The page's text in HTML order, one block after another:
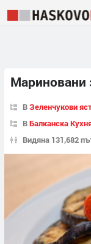
Мариновани
ВЗеленчукови
ВБалканска
Видяна 131,682